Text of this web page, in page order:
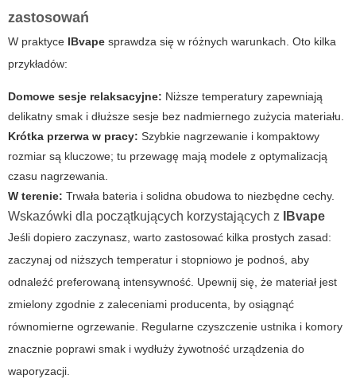
zastosowań
W praktyce IBvape sprawdza się w różnych warunkach. Oto kilka
przykładów:
Domowe sesje relaksacyjne: Niższe temperatury zapewniają
delikatny smak i dłuższe sesje bez nadmiernego zużycia materiału.
Krótka przerwa w pracy: Szybkie nagrzewanie i kompaktowy
rozmiar są kluczowe; tu przewagę mają modele z optymalizacją
czasu nagrzewania.
W terenie: Trwała bateria i solidna obudowa to niezbędne cechy.
Wskazówki dla początkujących korzystających z IBvape
Jeśli dopiero zaczynasz, warto zastosować kilka prostych zasad:
zaczynaj od niższych temperatur i stopniowo je podnoś, aby
odnaleźć preferowaną intensywność. Upewnij się, że materiał jest
zmielony zgodnie z zaleceniami producenta, by osiągnąć
równomierne ogrzewanie. Regularne czyszczenie ustnika i komory
znacznie poprawi smak i wydłuży żywotność urządzenia do
waporyzacji.